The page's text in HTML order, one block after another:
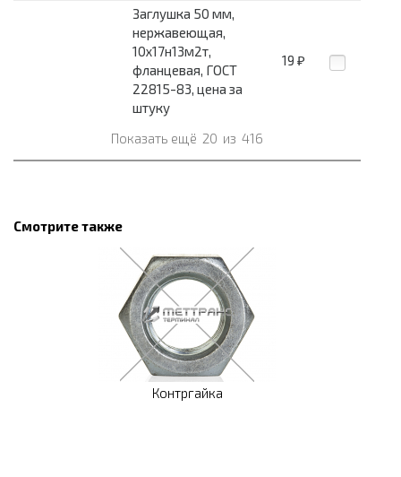
Заглушка 50 мм,
нержавеющая,
10х17н13м2т,
фланцевая, ГОСТ
22815-83, цена за
штуку
19 ₽
Показать ещё 20 из 416
Смотрите также
Контргайка